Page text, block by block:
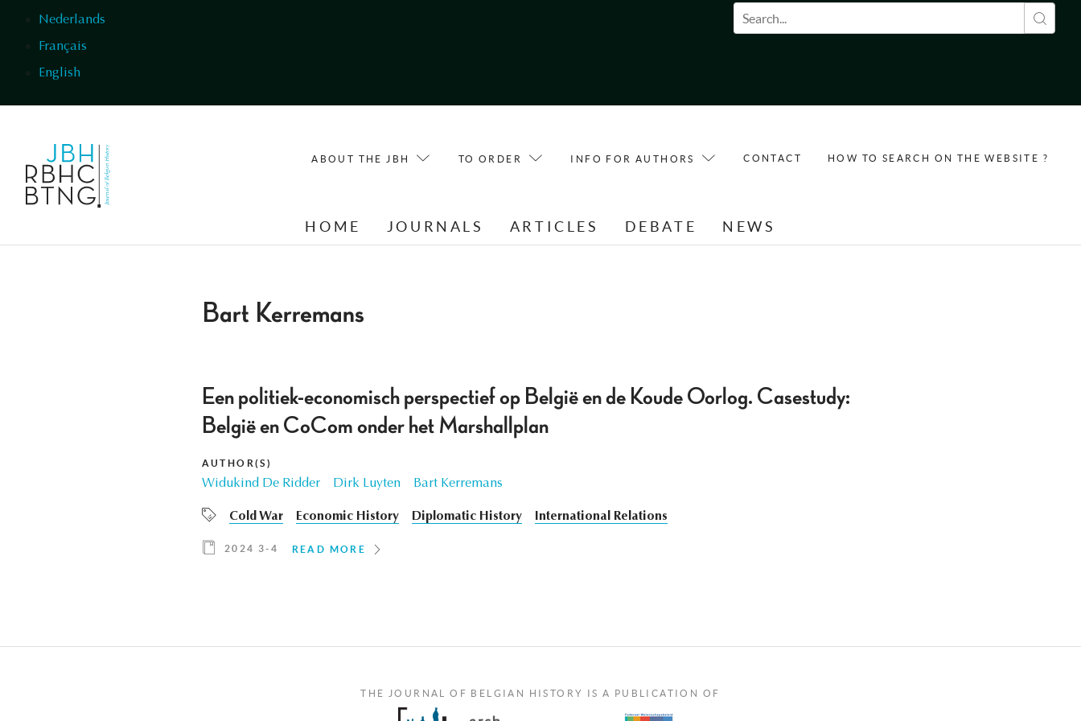
Nederlands
Français
English
Search form
ABOUT THE JBH TO ORDER INFO FOR AUTHORS CONTACT HOW TO SEARCH ON THE WEBSITE ?
HOME JOURNALS ARTICLES DEBATE NEWS
Bart Kerremans
Een politiek-economisch perspectief op België en de Koude Oorlog. Casestudy:
België en CoCom onder het Marshallplan
AUTHOR(S)
Widukind De Ridder Dirk Luyten Bart Kerremans
Cold War Economic History Diplomatic History International Relations
2024 3-4 READ MORE
THE JOURNAL OF BELGIAN HISTORY IS A PUBLICATION OF